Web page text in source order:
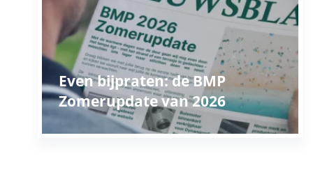
Even bijpraten: de BMP
Zomerupdate van 2026